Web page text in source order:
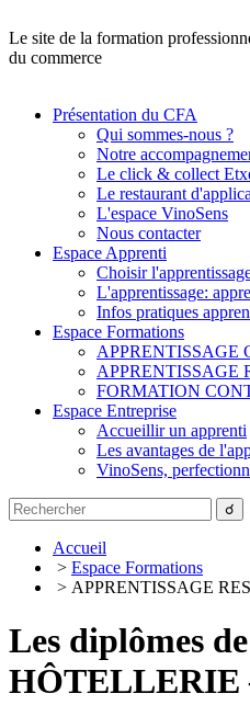
Le site de la formation
du commerce
Présentation du CFA
Qui sommes-nous ?
Notre
Le click & collect
Le restaurant
L'espace VinoSens
Nous contacter
Espace Apprenti
Choisir
L'apprentissage:
Infos pratiques
Espace Formations
APPRENTISSAGE
APPRENTISSAGE
FORMATION
Espace Entreprise
Accueillir un apprenti
Les avantages de
VinoSens,
Accueil
> Espace Formations
> APPRENTISSAGE
Les diplômes
HÔTELLERIE